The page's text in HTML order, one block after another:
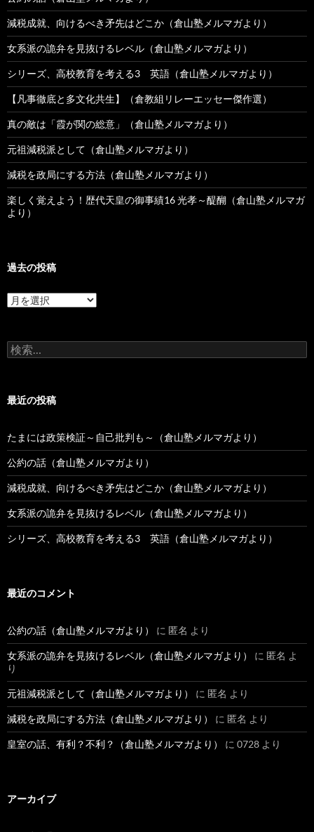
減税成就、向けるべき矛先はどこか（倉山塾メルマガより）
女系派の詭弁を見抜けるレベル（倉山塾メルマガより）
シリーズ、高校教育を考える3 英語（倉山塾メルマガより）
【凡事徹底と多文化共生】（倉教組リレーエッセー傑作選）
真の敵は「霞が関の総意」（倉山塾メルマガより）
元祖減税派として（倉山塾メルマガより）
減税を政局にする方法（倉山塾メルマガより）
楽しく覚えよう！歴代天皇の御事績16 光孝～醍醐（倉山塾メルマガ
より）
過去の投稿
過
去
稿
検
索:
最近の投稿
たまには政策検証～自己批判も～（倉山塾メルマガより）
公約の話（倉山塾メルマガより）
減税成就、向けるべき矛先はどこか（倉山塾メルマガより）
女系派の詭弁を見抜けるレベル（倉山塾メルマガより）
シリーズ、高校教育を考える3 英語（倉山塾メルマガより）
最近のコメント
公約の話（倉山塾メルマガより） に 匿名 より
女系派の詭弁を見抜けるレベル（倉山塾メルマガより） に 匿名 よ
り
元祖減税派として（倉山塾メルマガより） に 匿名 より
減税を政局にする方法（倉山塾メルマガより） に 匿名 より
皇室の話、有利？不利？（倉山塾メルマガより） に 0728 より
アーカイブ